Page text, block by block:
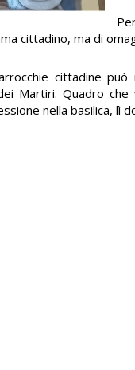
cittadino, ma di
cittadine
dei Martiri. Quadro
nella basilica, lì